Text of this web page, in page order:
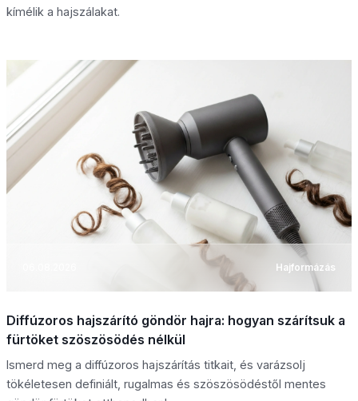
kímélik a hajszálakat.
Hajformázás
Diffúzoros hajszárító göndör hajra: hogyan szárítsuk a
fürtöket szöszösödés nélkül
Ismerd meg a diffúzoros hajszárítás titkait, és varázsolj
tökéletesen definiált, rugalmas és szöszösödéstől mentes